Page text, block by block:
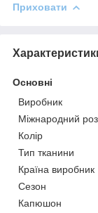
Приховати
Основні
Виробник
Міжнародний
Колір
Тип тканини
Країна виробник
Сезон
Капюшон